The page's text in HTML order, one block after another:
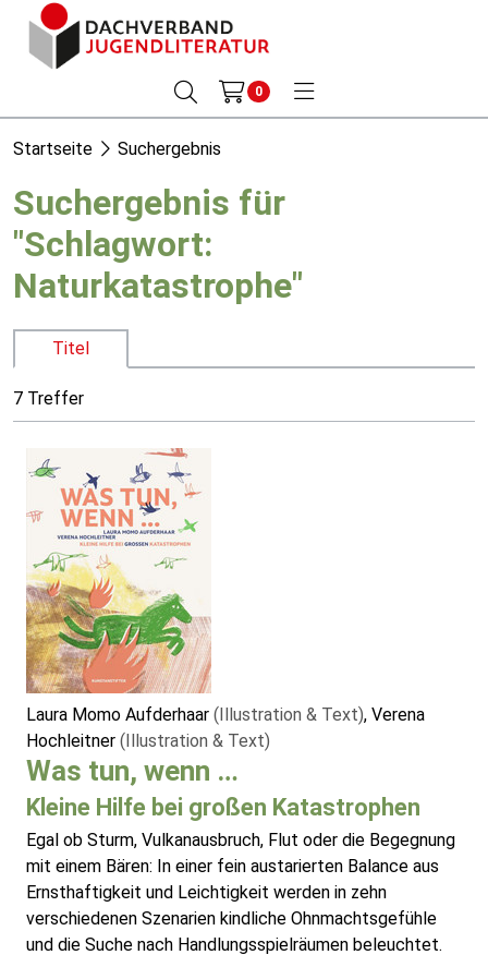
0
Startseite Suchergebnis
Suchergebnis für
"Schlagwort:
Naturkatastrophe"
Titel
7 Treffer
Laura Momo Aufderhaar (Illustration & Text), Verena
Hochleitner (Illustration & Text)
Was tun, wenn …
Kleine Hilfe bei großen Katastrophen
Egal ob Sturm, Vulkanausbruch, Flut oder die Begegnung
mit einem Bären: In einer fein austarierten Balance aus
Ernsthaftigkeit und Leichtigkeit werden in zehn
verschiedenen Szenarien kindliche Ohnmachtsgefühle
und die Suche nach Handlungsspielräumen beleuchtet.